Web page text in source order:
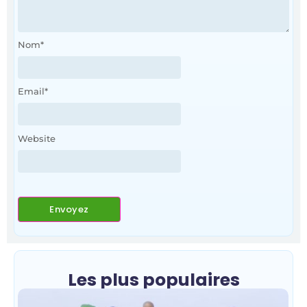
Nom*
Email*
Website
Les plus populaires